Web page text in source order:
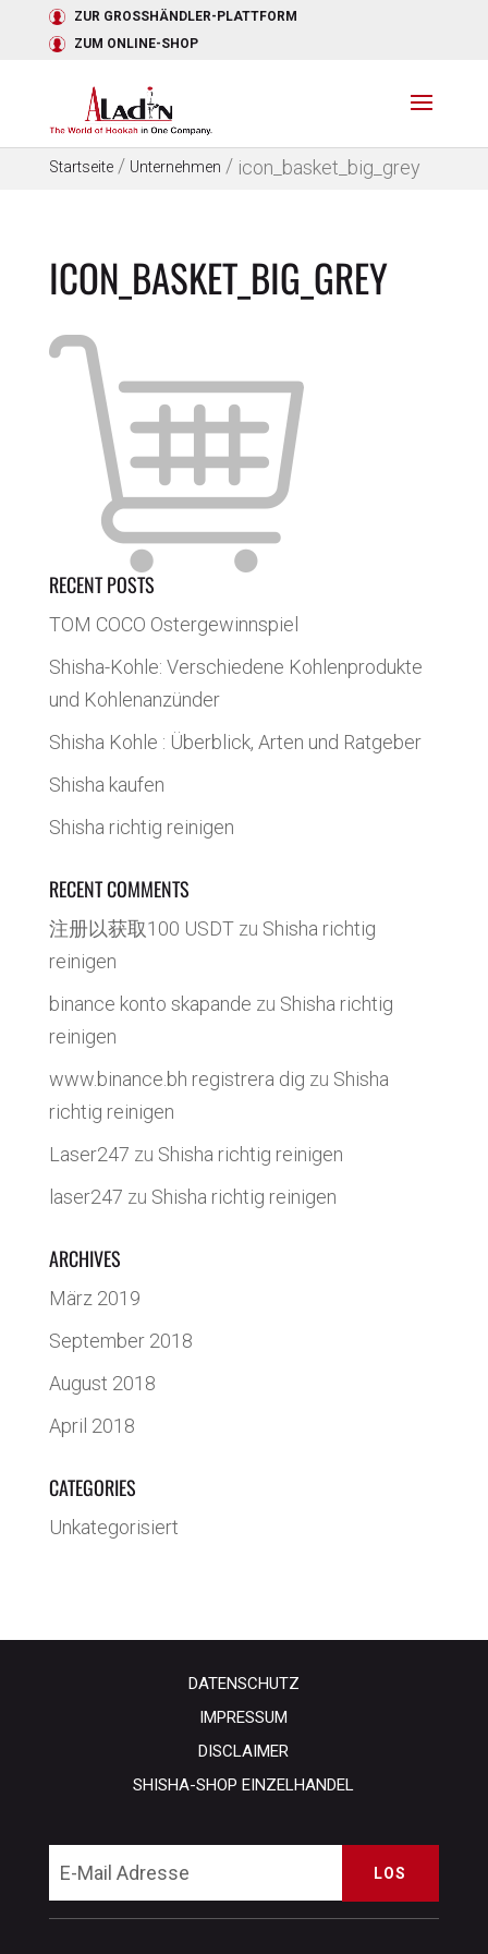
ZUR GROSSHÄNDLER-PLATTFORM
ZUM ONLINE-SHOP
Startseite/ Unternehmen / icon_basket_big_grey
ICON_BASKET_BIG_GREY
RECENT POSTS
TOM COCO Ostergewinnspiel
Shisha-Kohle: Verschiedene Kohlenprodukte
und Kohlenanzünder
Shisha Kohle : Überblick, Arten und Ratgeber
Shisha kaufen
Shisha richtig reinigen
RECENT COMMENTS
注册以获取100 USDTzu Shisha richtig
reinigen
binance konto skapande zu Shisha richtig
reinigen
www.binance.bh registrera dig zu Shisha
richtig reinigen
Laser247 zu Shisha richtig reinigen
laser247 zu Shisha richtig reinigen
ARCHIVES
März 2019
September 2018
August 2018
April 2018
CATEGORIES
Unkategorisiert
DATENSCHUTZ
IMPRESSUM
DISCLAIMER
SHISHA-SHOP EINZELHANDEL
LOS